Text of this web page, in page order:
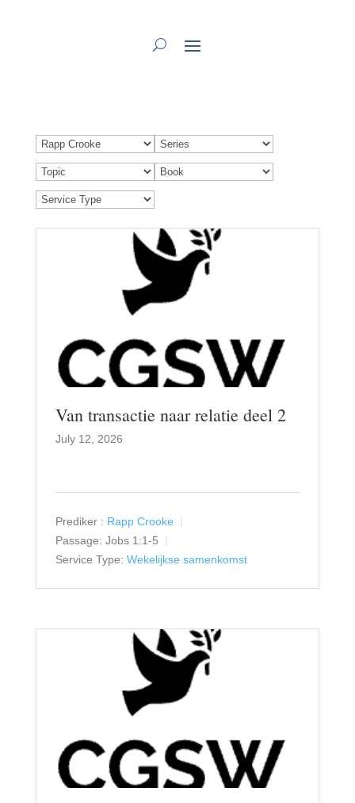
Van transactie naar relatie deel 2
July 12, 2026
Prediker : Rapp Crooke
Passage: Jobs 1:1-5
Service Type: Wekelijkse samenkomst